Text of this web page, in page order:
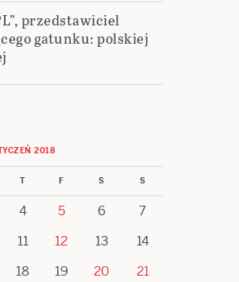
przedstawiciel
gatunku: polskiej
2018
T F S S
4 5 6
7
11 12 13
14
18 19 20
21